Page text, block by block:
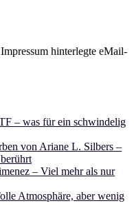
hinterlegte eMail-
– was für ein schwindelig
von Ariane L. Silbers –
– Viel mehr als nur
Atmosphäre, aber wenig